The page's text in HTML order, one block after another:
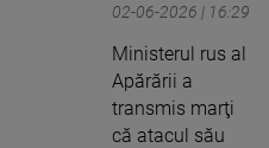
02-06-2026 | 16:29
Ministerul rus al
Apărării a
transmis marţi
că atacul său